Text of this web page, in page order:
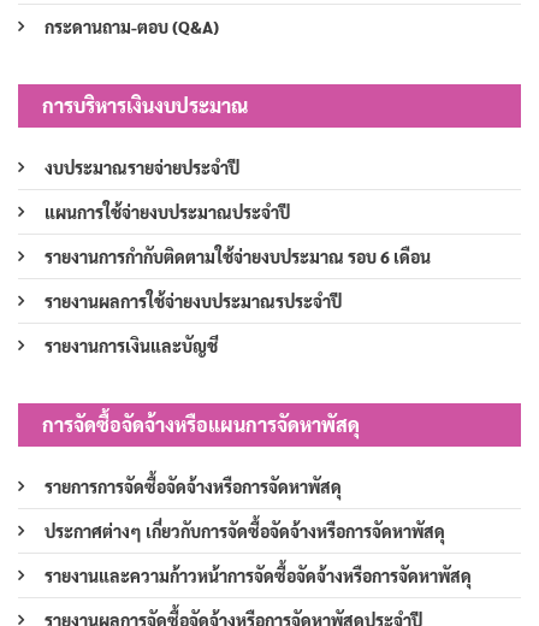
กระดานถาม-ตอบ (Q&A)
การบริหารเงินงบประมาณ
งบประมาณรายจ่ายประจำปี
แผนการใช้จ่ายงบประมาณประจำปี
รายงานการกำกับติดตามใช้จ่ายงบประมาณ รอบ 6 เดือน
รายงานผลการใช้จ่ายงบประมาณรประจำปี
รายงานการเงินและบัญชี
การจัดซื้อจัดจ้างหรือแผนการจัดหาพัสดุ
รายการการจัดซื้อจัดจ้างหรือการจัดหาพัสดุ
ประกาศต่างๆ เกี่ยวกับการจัดซื้อจัดจ้างหรือการจัดหาพัสดุ
รายงานและความก้าวหน้าการจัดซื้อจัดจ้างหรือการจัดหาพัสดุ
รายงานผลการจัดซื้อจัดจ้างหรือการจัดหาพัสดุประจำปี